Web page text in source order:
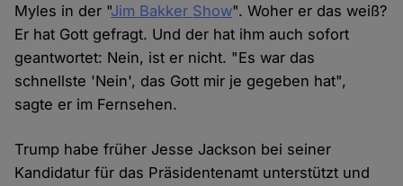
Myles in der "Jim Bakker Show". Woher er das weiß?
Er hat Gott gefragt. Und der hat ihm auch sofort
geantwortet: Nein, ist er nicht. "Es war das
schnellste 'Nein', das Gott mir je gegeben hat",
sagte er im Fernsehen.
Trump habe früher Jesse Jackson bei seiner
Kandidatur für das Präsidentenamt unterstützt und